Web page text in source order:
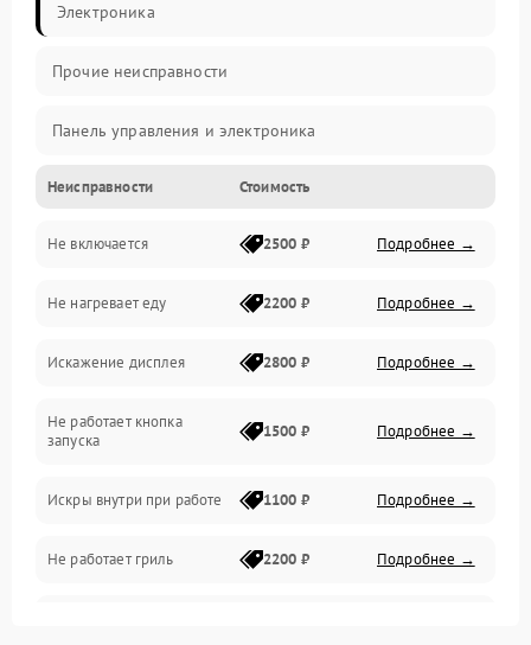
Электроника
Прочие неисправности
Панель управления и электроника
Дверца и корпус
Механика и внутренние элементы
Механические повреждения
Питание и запуск
Нагрев и приготовление
Программное обеспечение
Неисправности Стоимость
Не включается 2500 ₽ Подробнее →
Не нагревает еду 2200 ₽ Подробнее →
Искажение дисплея 2800 ₽ Подробнее →
Не работает кнопка
запуска
1500 ₽ Подробнее →
Искры внутри при работе 1100 ₽ Подробнее →
Не работает гриль 2200 ₽ Подробнее →